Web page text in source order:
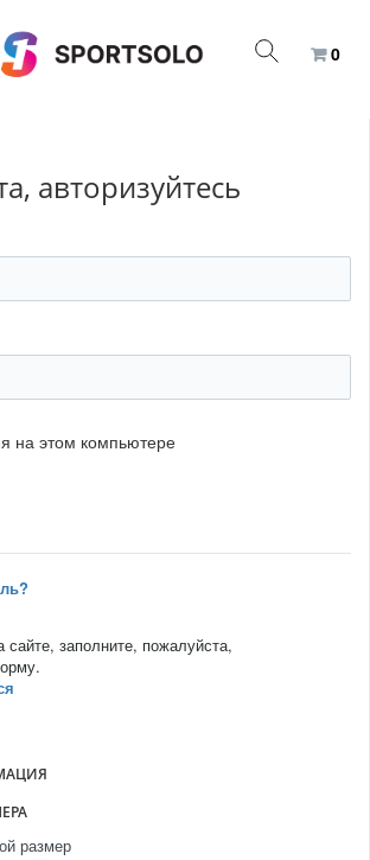
0
авторизуйтесь
на этом компьютере
заполните, пожалуйста,
размер